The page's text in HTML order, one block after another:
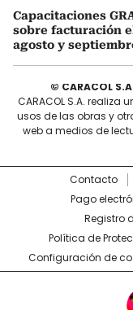
Capacitaciones
sobre facturación
agosto y
© CARACOL
CARACOL S.A. realiza
usos de las obras y
web a medios de
Contacto
Pago
Registro
Política de
Configuración de